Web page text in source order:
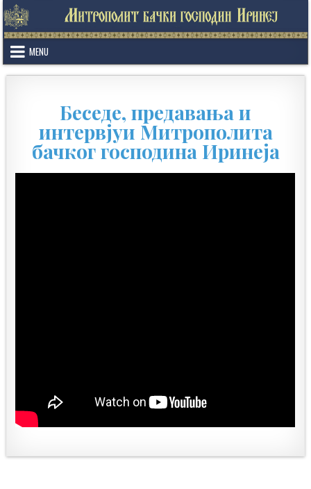
Skip
to
content
MENU
Беседе, предавања и
интервјуи Митрополита
бачког господина Иринеја